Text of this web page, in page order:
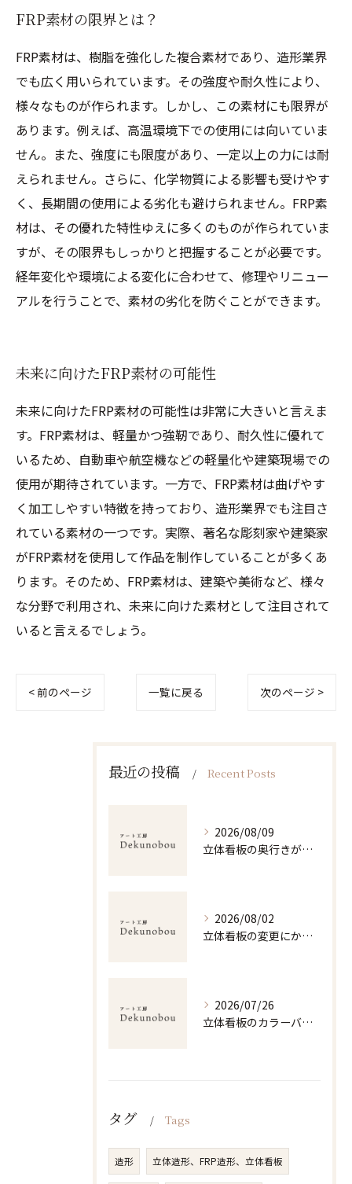
FRP素材の限界とは？
FRP素材は、樹脂を強化した複合素材であり、造形業界
でも広く用いられています。その強度や耐久性により、
様々なものが作られます。しかし、この素材にも限界が
あります。例えば、高温環境下での使用には向いていま
せん。また、強度にも限度があり、一定以上の力には耐
えられません。さらに、化学物質による影響も受けやす
く、長期間の使用による劣化も避けられません。FRP素
材は、その優れた特性ゆえに多くのものが作られていま
すが、その限界もしっかりと把握することが必要です。
経年変化や環境による変化に合わせて、修理やリニュー
アルを行うことで、素材の劣化を防ぐことができます。
未来に向けたFRP素材の可能性
未来に向けたFRP素材の可能性は非常に大きいと言えま
す。FRP素材は、軽量かつ強靭であり、耐久性に優れて
いるため、自動車や航空機などの軽量化や建築現場での
使用が期待されています。一方で、FRP素材は曲げやす
く加工しやすい特徴を持っており、造形業界でも注目さ
れている素材の一つです。実際、著名な彫刻家や建築家
がFRP素材を使用して作品を制作していることが多くあ
ります。そのため、FRP素材は、建築や美術など、様々
な分野で利用され、未来に向けた素材として注目されて
いると言えるでしょう。
< 前のページ 一覧に戻る 次のページ >
最近の投稿 Recent Posts
2026/08/09
立体看板の奥行きがもたらす視認性と最適なサイズ選びのポイント解説
2026/08/02
立体看板の変更にかかる費用内訳とデザイン選びで後悔しないための実践ガイド
2026/07/26
立体看板のカラーバリエーション選びと視認性・耐久性を両立する配色戦略ガイド
タグ Tags
造形 立体造形、FRP造形、立体看板